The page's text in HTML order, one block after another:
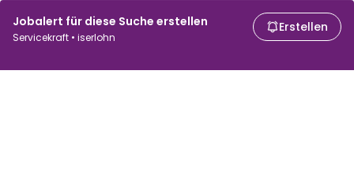
Jobalert für diese Suche erstellen
Servicekraft • iserlohn
Erstellen